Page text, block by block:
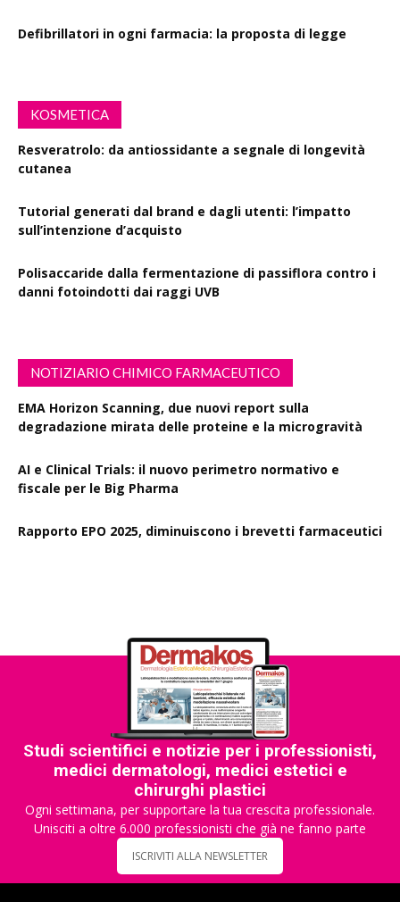
Defibrillatori in ogni farmacia: la proposta di legge
KOSMETICA
Resveratrolo: da antiossidante a segnale di longevità
cutanea
Tutorial generati dal brand e dagli utenti: l’impatto
sull’intenzione d’acquisto
Polisaccaride dalla fermentazione di passiflora contro i
danni fotoindotti dai raggi UVB
NOTIZIARIO CHIMICO FARMACEUTICO
EMA Horizon Scanning, due nuovi report sulla
degradazione mirata delle proteine e la microgravità
AI e Clinical Trials: il nuovo perimetro normativo e
fiscale per le Big Pharma
Rapporto EPO 2025, diminuiscono i brevetti farmaceutici
Studi scientifici e notizie per i professionisti,
medici dermatologi, medici estetici e
chirurghi plastici
Ogni settimana, per supportare la tua crescita professionale.
Unisciti a oltre 6.000 professionisti che già ne fanno parte
ISCRIVITI ALLA NEWSLETTER